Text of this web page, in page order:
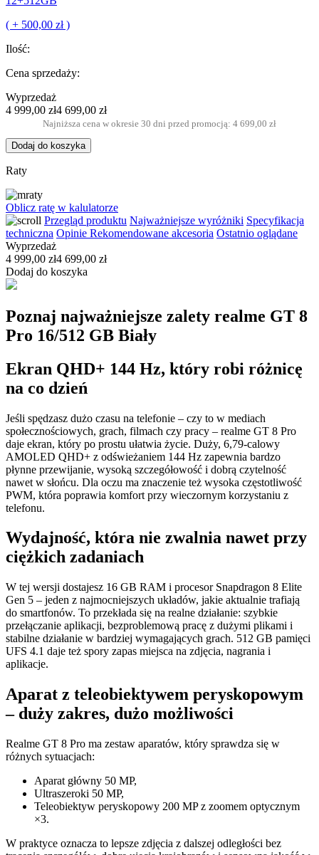
( + 500,00 zł )
Ilość:
Cena sprzedaży:
Wyprzedaż
4 999,00 zł4 699,00 zł
Najniższa cena w okresie 30 dni przed promocją: 4 699,00 zł
Dodaj do koszyka
Raty
Oblicz ratę w kalulatorze
Przegląd produktu Najważniejsze wyróżniki Specyfikacja
techniczna Opinie Rekomendowane akcesoria Ostatnio oglądane
Wyprzedaż
4 999,00 zł4 699,00 zł
Dodaj do koszyka
Poznaj najważniejsze zalety realme GT 8
Pro 16/512 GB Biały
Ekran QHD+ 144 Hz, który robi różnicę
na co dzień
Jeśli spędzasz dużo czasu na telefonie – czy to w mediach
społecznościowych, grach, filmach czy pracy – realme GT 8 Pro
daje ekran, który po prostu ułatwia życie. Duży, 6,79-calowy
AMOLED QHD+ z odświeżaniem 144 Hz zapewnia bardzo
płynne przewijanie, wysoką szczegółowość i dobrą czytelność
nawet w słońcu. Dla oczu ma znaczenie też wysoka częstotliwość
PWM, która poprawia komfort przy wieczornym korzystaniu z
telefonu.
Wydajność, która nie zwalnia nawet przy
ciężkich zadaniach
W tej wersji dostajesz 16 GB RAM i procesor Snapdragon 8 Elite
Gen 5 – jeden z najmocniejszych układów, jakie aktualnie trafiają
do smartfonów. To przekłada się na realne działanie: szybkie
przełączanie aplikacji, bezproblemową pracę z dużymi plikami i
stabilne działanie w bardziej wymagających grach. 512 GB pamięci
UFS 4.1 daje też spory zapas miejsca na zdjęcia, nagrania i
aplikacje.
Aparat z teleobiektywem peryskopowym
– duży zakres, dużo możliwości
Realme GT 8 Pro ma zestaw aparatów, który sprawdza się w
różnych sytuacjach:
Aparat główny 50 MP,
Ultraszeroki 50 MP,
Teleobiektyw peryskopowy 200 MP z zoomem optycznym
×3.
W praktyce oznacza to lepsze zdjęcia z dalszej odległości bez